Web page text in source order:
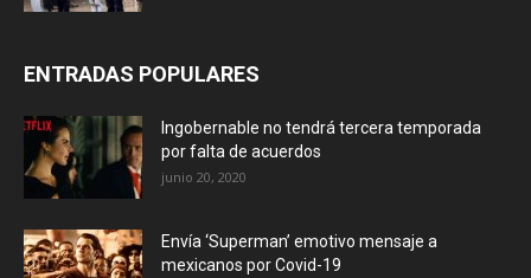
ENTRADAS POPULARES
Ingobernable no tendrá tercera temporada
por falta de acuerdos
junio 20, 2020
Envía ‘Superman’ emotivo mensaje a
mexicanos por Covid-19